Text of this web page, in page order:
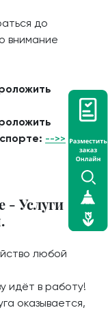
до
внимание
-->>
- Услуги
любой
идёт в работу!
оказывается,